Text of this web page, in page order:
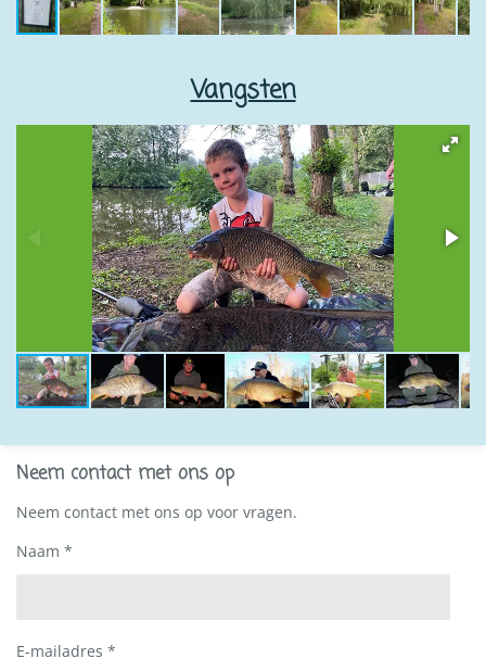
Vangsten
Neem contact met ons op
Neem contact met ons op voor vragen.
Naam *
E-mailadres *